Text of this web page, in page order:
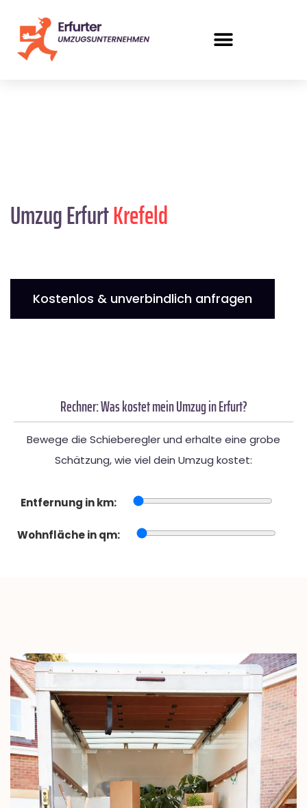
Umzug ErfurtKrefeld
Kostenlos & unverbindlich anfragen
Rechner: Was kostet mein Umzug in Erfurt?
Bewege die Schieberegler und erhalte eine grobe
Schätzung, wie viel dein Umzug kostet:
Entfernung in km:
Wohnfläche in qm: